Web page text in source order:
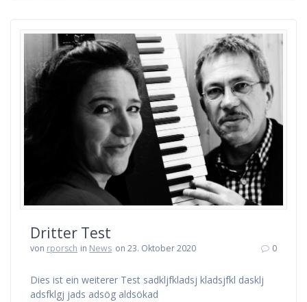
Dritter Test
von rporsch in News on 23. Oktober 2020 0
Dies ist ein weiterer Test sadkljfkladsj kladsjfkl dasklj
adsfklgj jads adsög aldsökad